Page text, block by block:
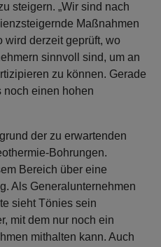
steigern. „Wir sind nach
Maßnahmen
wird derzeit geprüft, wo
sinnvoll sind, um an
zu können. Gerade
noch einen hohen
der zu erwartenden
Bohrungen.
Bereich über eine
Als Generalunternehmen
sieht Tönies sein
mit dem nur noch ein
mithalten kann. Auch